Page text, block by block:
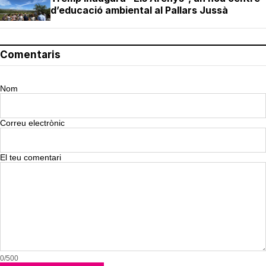
d’educació ambiental al Pallars Jussà
Comentaris
Nom
Correu electrònic
El teu comentari
0/500